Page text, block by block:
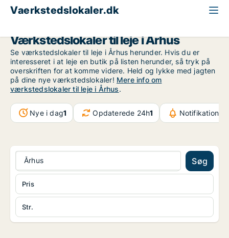
Vaerkstedslokaler.dk
Værkstedslokaler til leje i Århus
Se værkstedslokaler til leje i Århus herunder. Hvis du er
interesseret i at leje en butik på listen herunder, så tryk på
overskriften for at komme videre. Held og lykke med jagten
på dine nye værkstedslokaler! Mere info om
værkstedslokaler til leje i Århus.
Nye i dag1 Opdaterede 24h1 Notifikationer
Århus Søg
Str.
Pris